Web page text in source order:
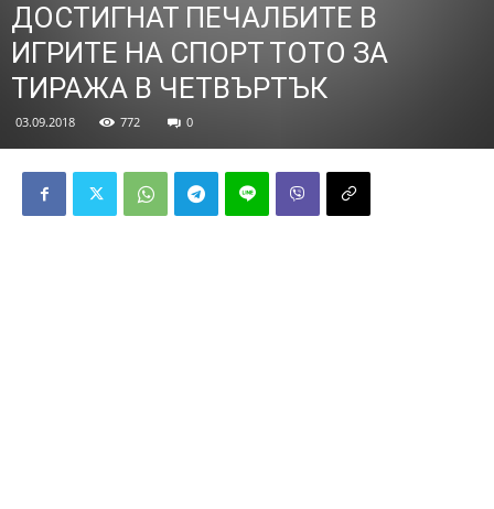
ДОСТИГНАТ ПЕЧАЛБИТЕ В
ИГРИТЕ НА СПОРТ ТОТО ЗА
ТИРАЖА В ЧЕТВЪРТЪК
03.09.2018 772 0